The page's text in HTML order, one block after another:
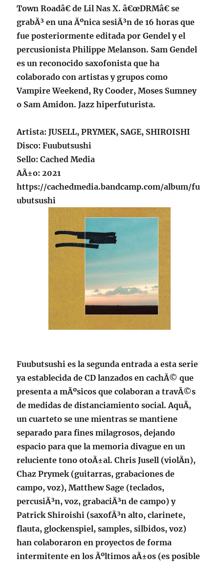
Town Roadâ€ de Lil Nas X. â€œDRMâ€ se
grabÃ³ en una Ãºnica sesiÃ³n de 16 horas que
fue posteriormente editada por Gendel y el
percusionista Philippe Melanson. Sam Gendel
es un reconocido saxofonista que ha
colaborado con artistas y grupos como
Vampire Weekend, Ry Cooder, Moses Sumney
o Sam Amidon. Jazz hiperfuturista.
Artista:JUSELL, PRYMEK, SAGE, SHIROISHI
Disco: Fuubutsushi
Sello: Cached Media
AÃ±o: 2021
https://cachedmedia.bandcamp.com/album/fu
ubutsushi
Fuubutsushi es la segunda entrada a esta serie
ya establecida de CD lanzados en cachÃ© que
presenta a mÃºsicos que colaboran a travÃ©s
de medidas de distanciamiento social. AquÃ­,
un cuarteto se une mientras se mantiene
separado para fines milagrosos, dejando
espacio para que la memoria divague en un
reluciente tono otoÃ±al. Chris Jusell (violÃ­n),
Chaz Prymek (guitarras, grabaciones de
campo, voz), Matthew Sage (teclados,
percusiÃ³n, voz, grabaciÃ³n de campo) y
Patrick Shiroishi (saxofÃ³n alto, clarinete,
flauta, glockenspiel, samples, silbidos, voz)
han colaboraron en proyectos de forma
intermitente en los Ãºltimos aÃ±os (es posible